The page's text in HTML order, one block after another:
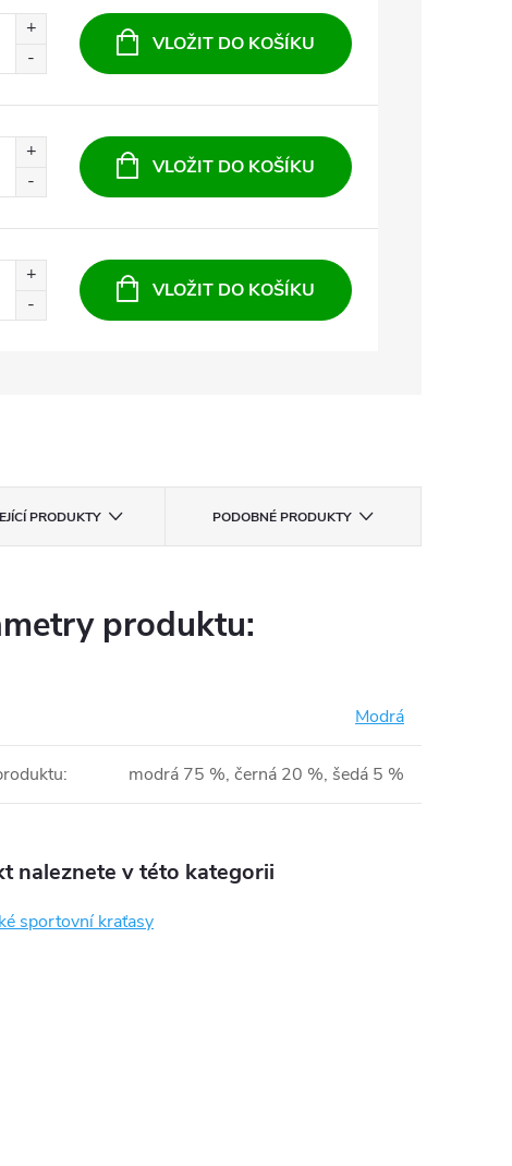
VLOŽIT DO KOŠÍKU
VLOŽIT DO KOŠÍKU
VLOŽIT DO KOŠÍKU
PRODUKTY PODOBNÉ PRODUKTY
produktu:
Modrá
: modrá 75 %, černá 20 %, šedá 5 %
naleznete v této kategorii
sportovní kraťasy